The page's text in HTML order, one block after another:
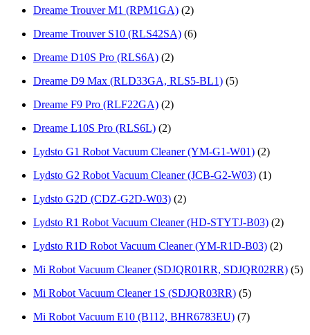
Dreame Trouver M1 (RPM1GA) (2)
Dreame Trouver S10 (RLS42SA) (6)
Drеаmе D10S Рrо (RLS6А) (2)
Drеаmе D9 Max (RLD33GА, RLS5-BL1) (5)
Drеаmе F9 Рrо (RLF22GА) (2)
Drеаmе L10S Рrо (RLS6L) (2)
Lydsto G1 Robot Vacuum Cleaner (YM-G1-W01) (2)
Lydsto G2 Robot Vacuum Cleaner (JCB-G2-W03) (1)
Lydsto G2D (CDZ-G2D-W03) (2)
Lydsto R1 Robot Vacuum Cleaner (HD-STYTJ-B03) (2)
Lydsto R1D Robot Vacuum Cleaner (YM-R1D-B03) (2)
Mi Robot Vacuum Cleaner (SDJQR01RR, SDJQR02RR) (5)
Mi Robot Vacuum Cleaner 1S (SDJQR03RR) (5)
Mi Robot Vacuum E10 (B112, ВНR6783ЕU) (7)